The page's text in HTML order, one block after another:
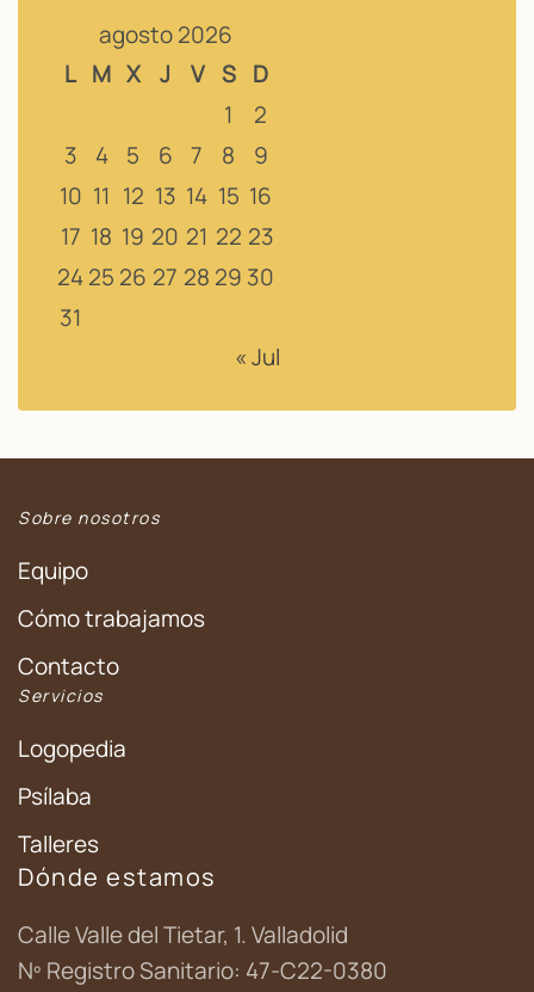
agosto 2026
L M X J V S D
1
2
3
4 5 6 7 8
9
10 11 12 13 14 15 16
17 18 19 20 21 22 23
2425 26 27 28 29 30
31
« Jul
Sobre nosotros
Equipo
Cómo trabajamos
Contacto
Servicios
Logopedia
Psílaba
Talleres
Dónde estamos
Calle Valle del Tietar, 1. Valladolid
Nº Registro Sanitario: 47-C22-0380